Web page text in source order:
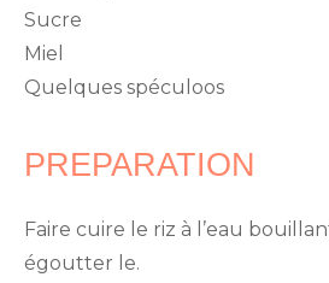
Sucre
Miel
Quelques spéculoos
PREPARATION
Faire cuire le riz à l’eau
égoutter le.